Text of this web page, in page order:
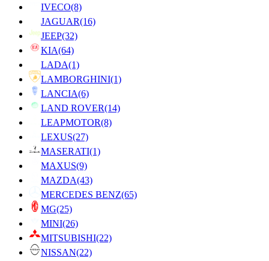
IVECO(8)
JAGUAR(16)
JEEP(32)
KIA(64)
LADA(1)
LAMBORGHINI(1)
LANCIA(6)
LAND ROVER(14)
LEAPMOTOR(8)
LEXUS(27)
MASERATI(1)
MAXUS(9)
MAZDA(43)
MERCEDES BENZ(65)
MG(25)
MINI(26)
MITSUBISHI(22)
NISSAN(22)